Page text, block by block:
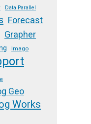
Data Parallel
Forecast
Grapher
Imago
Geo
Works